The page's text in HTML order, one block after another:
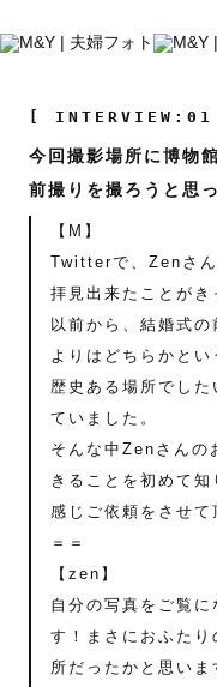
[
今回撮影場所に博物
前撮りを撮ろうと思
【M】
Twitterで、Zenさん
拝見出来たことがき
以前から、結婚式
よりはどちらかとい
歴史ある場所でし
ていました。
そんな中Zenさんの
きることを初めて
感じご依頼をさせて
＝＝
【zen】
自分の写真をご覧
す！まさにおふた
所だったかと思い